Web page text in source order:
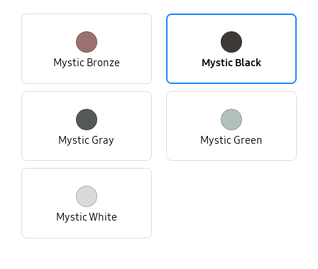
Mystic Bronze Mystic Black
Mystic Gray Mystic Green
Mystic White